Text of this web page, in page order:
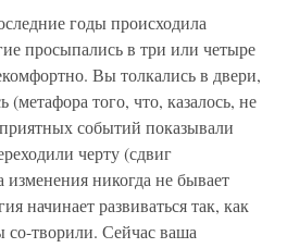
годы происходила
просыпались в три или четыре
Вы толкались в двери,
(метафора того, что, казалось, не
событий показывали
черту (сдвиг
изменения никогда не бывает
начинает развиваться так, как
со-творили. Сейчас ваша